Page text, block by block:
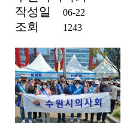
작성일
06-22
조회 1243